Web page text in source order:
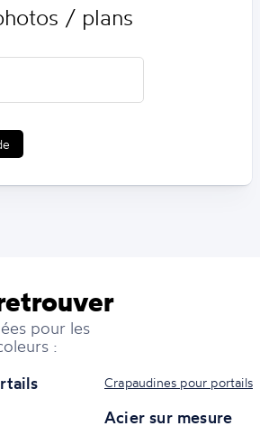
/ plans
pour les
:
Crapaudines pour portails
Acier sur mesure